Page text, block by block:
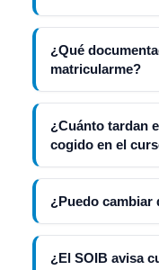
¿Qué
matricularme?
¿Cuánto tardan
cogido en el
¿Puedo cambiar
¿El SOIB avisa